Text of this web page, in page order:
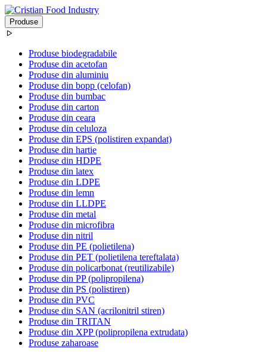
Produse
Produse biodegradabile
Produse din acetofan
Produse din aluminiu
Produse din bopp (celofan)
Produse din bumbac
Produse din carton
Produse din ceara
Produse din celuloza
Produse din EPS (polistiren expandat)
Produse din hartie
Produse din HDPE
Produse din latex
Produse din LDPE
Produse din lemn
Produse din LLDPE
Produse din metal
Produse din microfibra
Produse din nitril
Produse din PE (polietilena)
Produse din PET (polietilena tereftalata)
Produse din policarbonat (reutilizabile)
Produse din PP (polipropilena)
Produse din PS (polistiren)
Produse din PVC
Produse din SAN (acrilonitril stiren)
Produse din TRITAN
Produse din XPP (polipropilena extrudata)
Produse zaharoase